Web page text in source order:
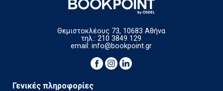
Θεμιστοκλέους 73, 10683 Αθήνα
τηλ.: 210 3849 129
email:info@bookpoint.gr
Γενικές πληροφορίες